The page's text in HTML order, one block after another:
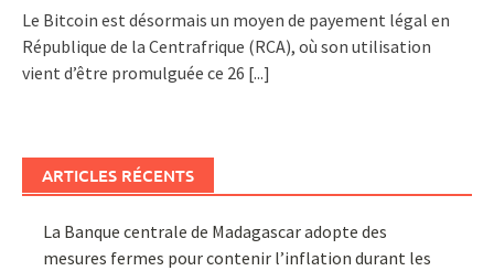
Le Bitcoin est désormais un moyen de payement légal en
République de la Centrafrique (RCA), où son utilisation
vient d’être promulguée ce 26 [...]
ARTICLES RÉCENTS
La Banque centrale de Madagascar adopte des
mesures fermes pour contenir l’inflation durant les